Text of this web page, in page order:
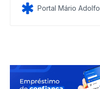
Portal Mário Adolfo